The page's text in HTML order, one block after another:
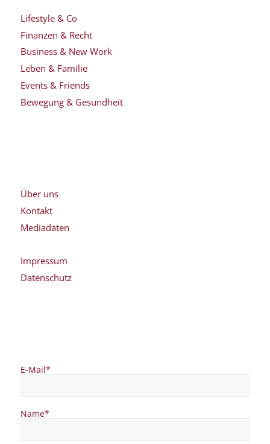
Lifestyle & Co
Finanzen & Recht
Business & New Work
Leben & Familie
Events & Friends
Bewegung & Gesundheit
Über uns
Kontakt
Mediadaten
Impressum
Datenschutz
E-Mail*
Name*